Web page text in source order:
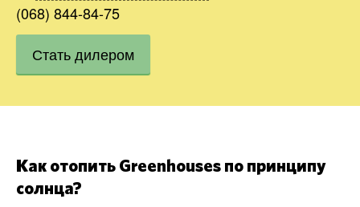
(068) 844-84-75
Стать дилером
Как отопить Greenhouses по принципу
солнца?
Одесса
Днепр
Ивано-Франковск
Область
Заказать